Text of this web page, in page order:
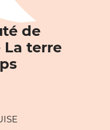
de
terre